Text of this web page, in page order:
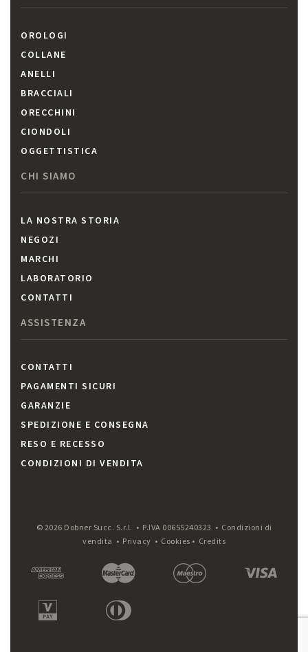
OROLOGI
COLLANE
ANELLI
BRACCIALI
ORECCHINI
CIONDOLI
OGGETTISTICA
CHI SIAMO
LA NOSTRA STORIA
NEGOZI
MARCHI
LABORATORIO
CONTATTI
ASSISTENZA
CONTATTI
PAGAMENTI SICURI
GARANZIE
SPEDIZIONE E CONSEGNA
RESO E RECESSO
CONDIZIONI DI VENDITA
© 2026 Dobner Succ. S.r.l. • P.IVA 00655240323 • Condizioni di
vendita • Privacy • Cookies • Credits